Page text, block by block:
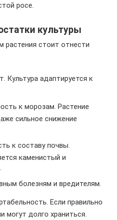
росе.
культуры
стоит отнести
Культура адаптируется к
к морозам. Растение
сильное снижение
к составу почвы.
каменистый и
болезням и вредителям.
Если правильно
могут долго храниться.